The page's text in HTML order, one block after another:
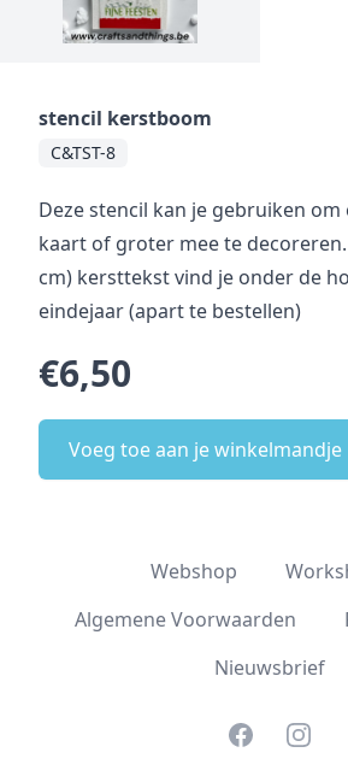
stencil kerstboom
C&TST-8
Deze stencil kan je gebruiken
kaart of groter mee te decoreren.
cm) kersttekst vind je onder de
eindejaar (apart te bestellen)
€6,50
Voeg toe aan je winkelmandje
Webshop
Algemene Voorwaarden
Nieuwsbrief
Facebook